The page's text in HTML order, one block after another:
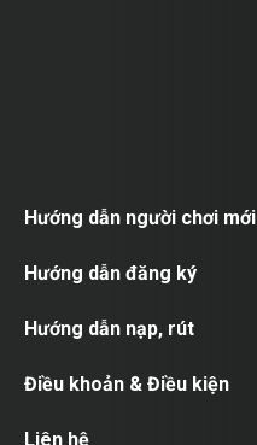
Hướng dẫn người chơi mới
Hướng dẫn đăng ký
Hướng dẫn nạp, rút
Điều khoản & Điều kiện
Liên hệ